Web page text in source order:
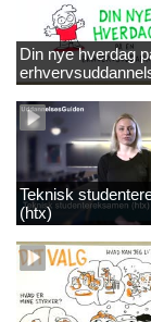
Din nye hverdag
Teknisk
(htx)